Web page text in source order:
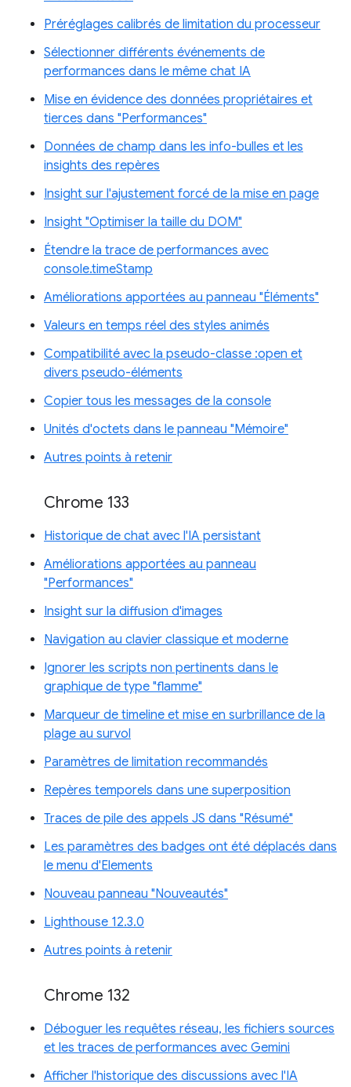
Préréglages calibrés de limitation du processeur
Sélectionner différents événements de
performances dans le même chat IA
Mise en évidence des données propriétaires et
tierces dans "Performances"
Données de champ dans les info-bulles et les
insights des repères
Insight sur l'ajustement forcé de la mise en page
Insight "Optimiser la taille du DOM"
Étendre la trace de performances avec
console.timeStamp
Améliorations apportées au panneau "Éléments"
Valeurs en temps réel des styles animés
Compatibilité avec la pseudo-classe :open et
divers pseudo-éléments
Copier tous les messages de la console
Unités d'octets dans le panneau "Mémoire"
Autres points à retenir
Chrome 133
Historique de chat avec l'IA persistant
Améliorations apportées au panneau
"Performances"
Insight sur la diffusion d'images
Navigation au clavier classique et moderne
Ignorer les scripts non pertinents dans le
graphique de type "flamme"
Marqueur de timeline et mise en surbrillance de la
plage au survol
Paramètres de limitation recommandés
Repères temporels dans une superposition
Traces de pile des appels JS dans "Résumé"
Les paramètres des badges ont été déplacés dans
le menu d'Elements
Nouveau panneau "Nouveautés"
Lighthouse 12.3.0
Autres points à retenir
Chrome 132
Déboguer les requêtes réseau, les fichiers sources
et les traces de performances avec Gemini
Afficher l'historique des discussions avec l'IA